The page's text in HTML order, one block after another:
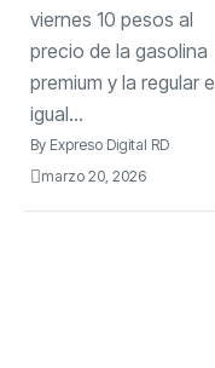
queda igual
viernes 10 pesos al
precio de la gasolina
premium y la regular e
igual...
By Expreso Digital RD
marzo 20, 2026